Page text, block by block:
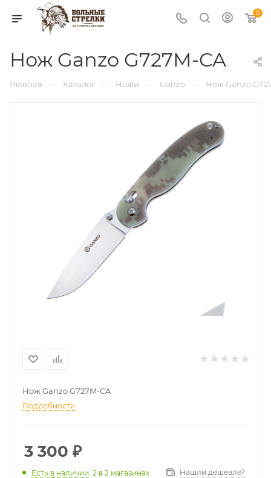
0
Нож Ganzo G727M-CA
Главная — Каталог — Ножи — Ganzo — Нож Ganzo
Нож Ganzo G727M-CA
Подробности
3 300 ₽
Есть в наличии: 2 в 2 магазинах Нашли дешевле?